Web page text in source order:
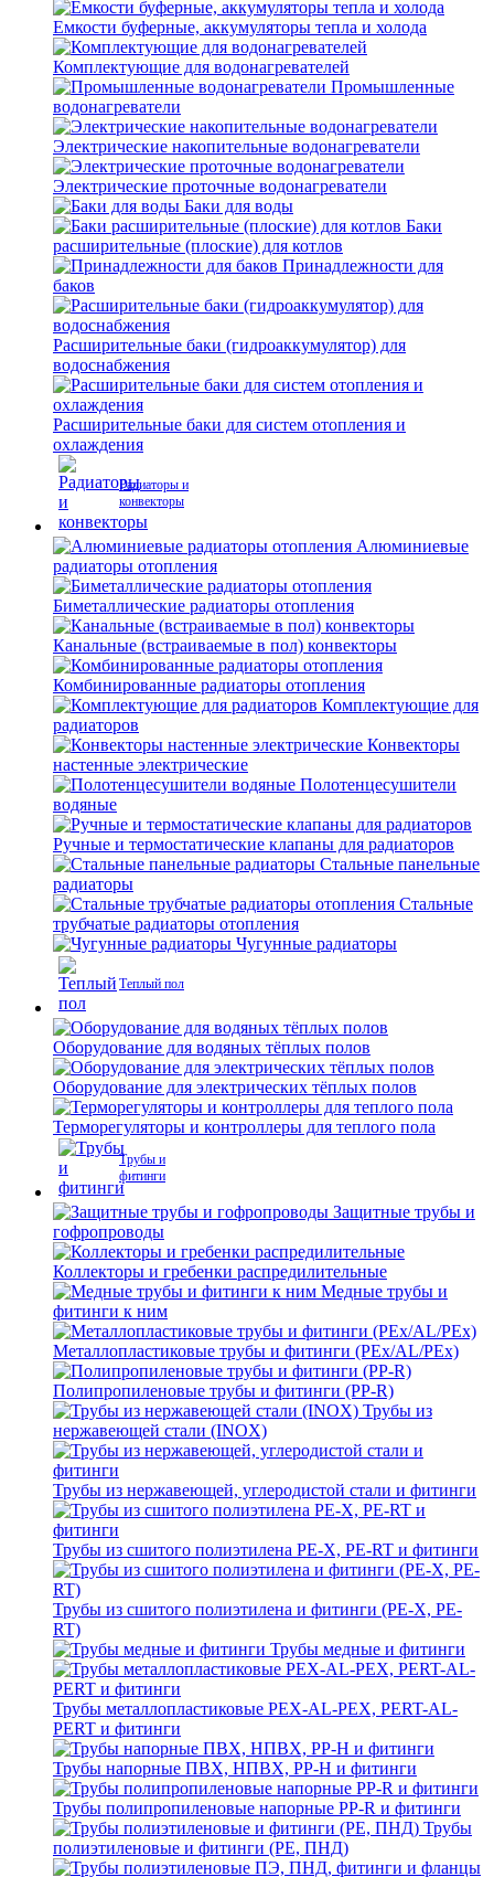
Емкости буферные, аккумуляторы тепла и холода
Комплектующие для водонагревателей
Промышленные
водонагреватели
Электрические накопительные водонагреватели
Электрические проточные водонагреватели
Баки для воды
Баки
расширительные (плоские) для котлов
Принадлежности для
баков
Расширительные баки (гидроаккумулятор) для
водоснабжения
Расширительные баки для систем отопления и
охлаждения
Радиаторы и
конвекторы
Алюминиевые
радиаторы отопления
Биметаллические радиаторы отопления
Канальные (встраиваемые в пол) конвекторы
Комбинированные радиаторы отопления
Комплектующие для
радиаторов
Конвекторы
настенные электрические
Полотенцесушители
водяные
Ручные и термостатические клапаны для радиаторов
Стальные панельные
радиаторы
Стальные
трубчатые радиаторы отопления
Чугунные радиаторы
Теплый пол
Оборудование для водяных тёплых полов
Оборудование для электрических тёплых полов
Терморегуляторы и контроллеры для теплого пола
Трубы и
фитинги
Защитные трубы и
гофропроводы
Коллекторы и гребенки распредилительные
Медные трубы и
фитинги к ним
Металлопластиковые трубы и фитинги (PEx/AL/PEx)
Полипропиленовые трубы и фитинги (PP-R)
Трубы из
нержавеющей стали (INOX)
Трубы из нержавеющей, углеродистой стали и фитинги
Трубы из сшитого полиэтилена PE-X, PE-RT и фитинги
Трубы из сшитого полиэтилена и фитинги (PE-X, PE-
RT)
Трубы медные и фитинги
Трубы металлопластиковые PEX-AL-PEX, PERT-AL-
PERT и фитинги
Трубы напорные ПВХ, НПВХ, PP-H и фитинги
Трубы полипропиленовые напорные PP-R и фитинги
Трубы
полиэтиленовые и фитинги (PE, ПНД)